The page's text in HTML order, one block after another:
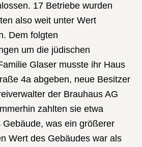
17 Betriebe wurden
also weit unter Wert
Dem folgten
um die jüdischen
Glaser musste ihr Haus
4a abgeben, neue Besitzer
der Brauhaus AG
zahlten sie etwa
Gebäude, was ein größerer
Wert des Gebäudes war als